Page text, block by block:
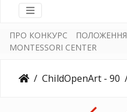
ПРО КОНКУРС ПОЛОЖЕННЯ
MONTESSORI CENTER
ChildOpenArt - 90